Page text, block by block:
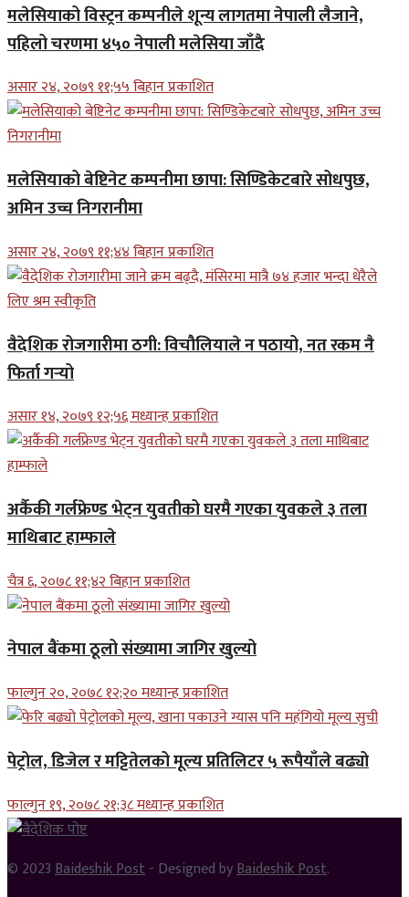
मलेसियाको विस्ट्रन कम्पनीले शून्य लागतमा नेपाली लैजाने,
पहिलो चरणमा ४५० नेपाली मलेसिया जाँदै
असार २४, २०७९ ११;५५ बिहान प्रकाशित
मलेसियाको बेष्टिनेट कम्पनीमा छापा: सिण्डिकेटबारे सोधपुछ,
अमिन उच्च निगरानीमा
असार २४, २०७९ ११;४४ बिहान प्रकाशित
वैदेशिक रोजगारीमा ठगी: विचौलियाले न पठायो, नत रकम नै
फिर्ता गर्‍यो
असार १४, २०७९ १२;५६ मध्यान्ह प्रकाशित
अर्कैकी गर्लफ्रेण्ड भेट्न युवतीको घरमै गएका युवकले ३ तला
माथिबाट हाम्फाले
चैत्र ६, २०७८ ११;४२ बिहान प्रकाशित
नेपाल बैंकमा ठूलो संख्यामा जागिर खुल्यो
फाल्गुन २०, २०७८ १२;२० मध्यान्ह प्रकाशित
पेट्रोल, डिजेल र मट्टितेलको मूल्य प्रतिलिटर ५ रूपैयाँले बढ्यो
फाल्गुन १९, २०७८ २१;३८ मध्यान्ह प्रकाशित
© 2023Baideshik Post- Designed byBaideshik Post.